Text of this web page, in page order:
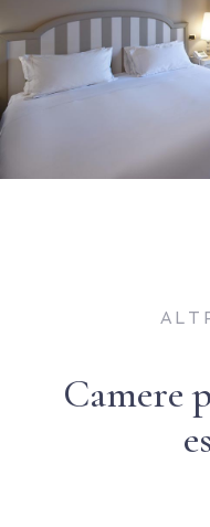
Camere